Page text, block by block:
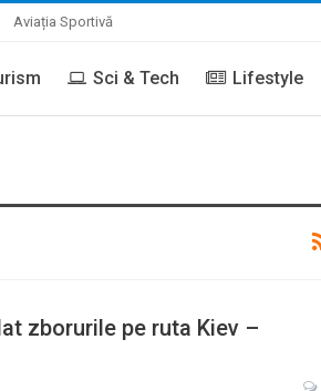
Aviația Sportivă
Sci & Tech Lifestyle
zborurile pe ruta Kiev –